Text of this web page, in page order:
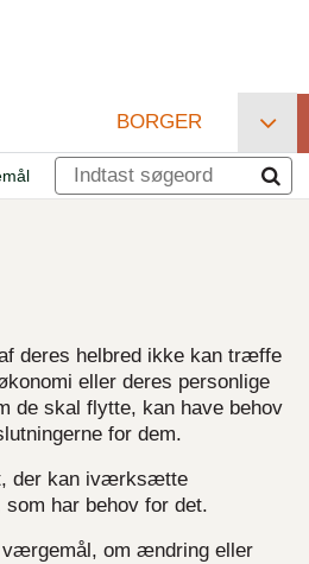
BORGER
deres helbred ikke kan træffe
eller deres personlige
de skal flytte, kan have behov
for dem.
der kan iværksætte
har behov for det.
værgemål, om ændring eller